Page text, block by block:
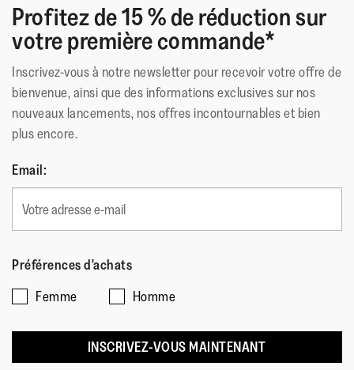
Profitez de 15 % de réduction sur
votre première commande*
Inscrivez-vous à notre newsletter pour recevoir votre offre de
bienvenue, ainsi que des informations exclusives sur nos
nouveaux lancements, nos offres incontournables et bien
plus encore.
Email:
Préférences d'achats
Femme
Homme
INSCRIVEZ-VOUS MAINTENANT